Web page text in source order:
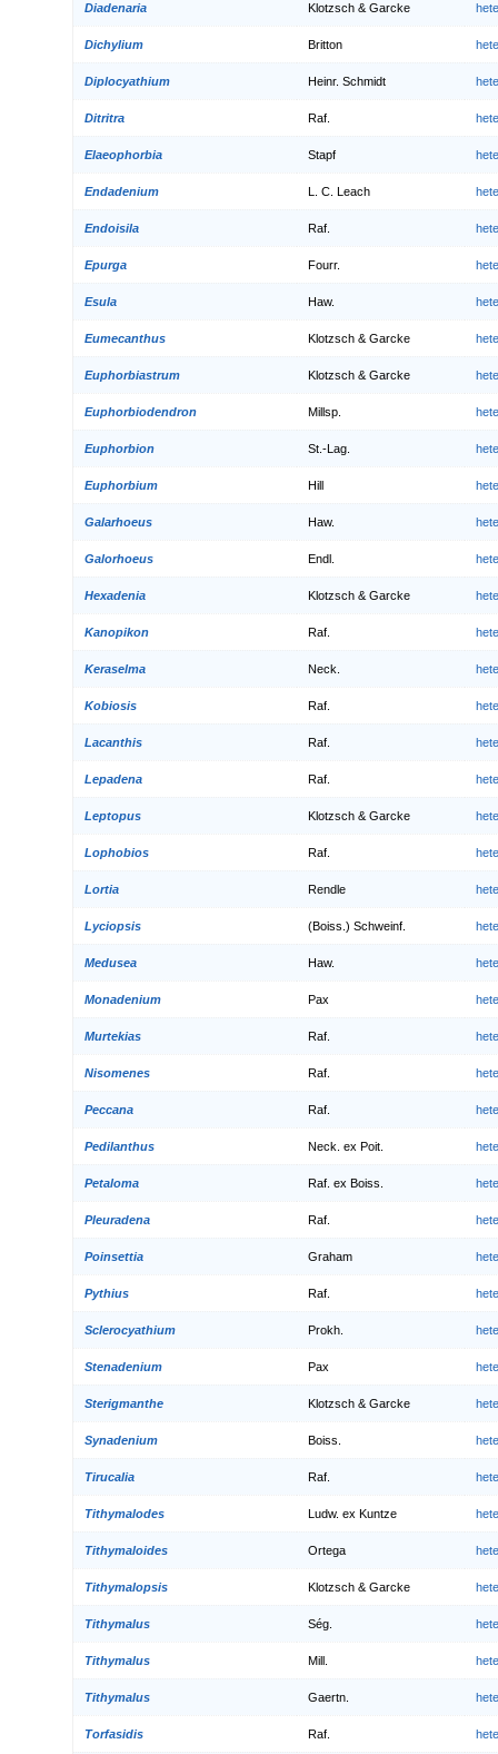
Diadenaria Klotzsch & Garcke
Dichylium Britton
Diplocyathium Heinr. Schmidt
Ditritra Raf.
Elaeophorbia Stapf
Endadenium L. C. Leach
Endoisila Raf.
Epurga Fourr.
Esula Haw.
Eumecanthus Klotzsch & Garcke
Euphorbiastrum Klotzsch & Garcke
Euphorbiodendron Millsp.
Euphorbion St.-Lag.
Euphorbium Hill
Galarhoeus Haw.
Galorhoeus Endl.
Hexadenia Klotzsch & Garcke
Kanopikon Raf.
Keraselma Neck.
Kobiosis Raf.
Lacanthis Raf.
Lepadena Raf.
Leptopus Klotzsch & Garcke
Lophobios Raf.
Lortia Rendle
Lyciopsis (Boiss.) Schweinf.
Medusea Haw.
Monadenium Pax
Murtekias Raf.
Nisomenes Raf.
Peccana Raf.
Pedilanthus Neck. ex Poit.
Petaloma Raf. ex Boiss.
Pleuradena Raf.
Poinsettia Graham
Pythius Raf.
Sclerocyathium Prokh.
Stenadenium Pax
Sterigmanthe Klotzsch & Garcke
Synadenium Boiss.
Tirucalia Raf.
Tithymalodes Ludw. ex Kuntze
Tithymaloides Ortega
Tithymalopsis Klotzsch & Garcke
Tithymalus Ség.
Tithymalus Mill.
Tithymalus Gaertn.
Torfasidis Raf.